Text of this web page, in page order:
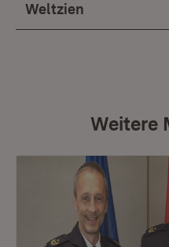
Weltzien
Weitere